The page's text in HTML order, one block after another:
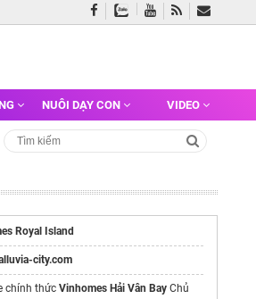
NUÔI DẠY CON VIDEO
Royal Island
city.com
chính thức Vinhomes Hải Vân Bay Chủ